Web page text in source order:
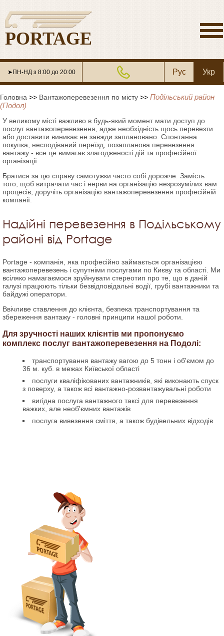
PORTAGE
➤ПН-НД з 8:00 до 20:00 Рус Укр
Головна >> Вантажоперевезення по місту >> Подільський район
(Подол)
У великому місті важливо в будь-який момент мати доступ до
послуг вантажоперевезення, адже необхідність щось перевезти
або доставити виникає не завжди заплановано. Спонтанна
покупка, несподіваний переїзд, позапланова перевезення
вантажу - все це вимагає злагодженості дій та професійної
організації.
Братися за цю справу самотужки часто собі дорожче. Замість
того, щоб витрачати час і нерви на організацію незрозумілих вам
процесів, доручіть організацію вантажоперевезення професійній
компанії.
Надійні перевезення в Подільському
районі від Portage
Portage - компанія, яка професійно займається організацією
вантажоперевезень і супутніми послугами по Києву та області. Ми
всіляко намагаємося зруйнувати стереотип про те, що в даній
галузі працюють тільки безвідповідальні водії, грубі вантажники та
байдужі оператори.
Ввічливе ставлення до клієнта, безпека транспортування та
збереження вантажу - головні принципи нашої роботи.
Для зручності наших клієнтів ми пропонуємо
комплекс послуг вантажоперевезення на Подолі:
транспортування вантажу вагою до 5 тонн і об'ємом до
36 м. куб. в межах Київської області
послуги кваліфікованих вантажників, які виконають спуск
з поверху, а також всі вантажно-розвантажувальні роботи
вигідна послуга вантажного таксі для перевезення
важких, але необ'ємних вантажів
послуга вивезення сміття, а також будівельних відходів